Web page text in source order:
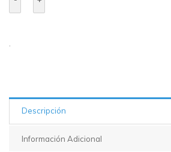
Descripción
Información Adicional